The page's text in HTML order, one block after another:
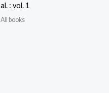
al. : vol. 1
All books